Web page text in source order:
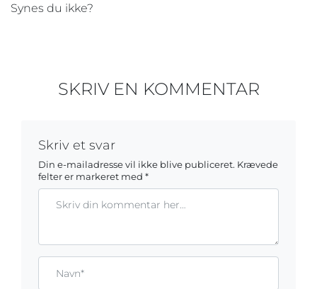
Synes du ikke?
SKRIV EN KOMMENTAR
Skriv et svar
Din e-mailadresse vil ikke blive publiceret. Krævede
felter er markeret med *